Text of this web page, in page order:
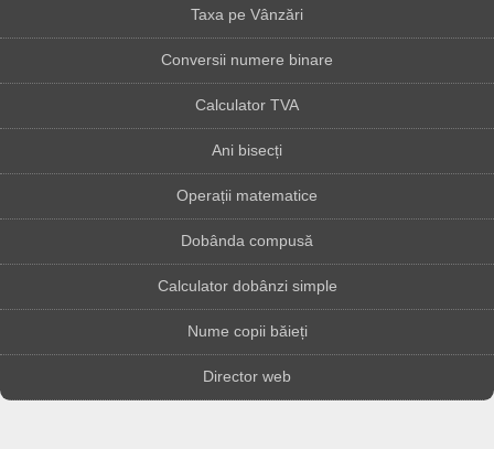
Taxa pe Vânzări
Conversii numere binare
Calculator TVA
Ani bisecți
Operații matematice
Dobânda compusă
Calculator dobânzi simple
Nume copii băieți
Director web